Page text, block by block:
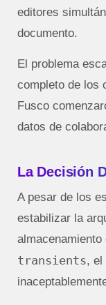
editores
documento.
El problema
completo de los
Fusco
datos de
La Decisión
A pesar de los
estabilizar la
transients, el